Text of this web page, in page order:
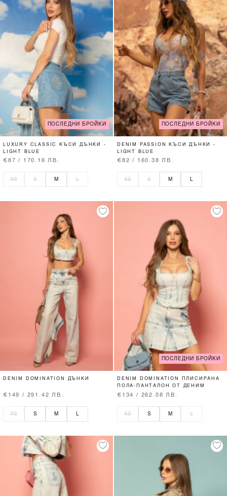
ПОСЛЕДНИ БРОЙКИ
LUXURY CLASSIC КЪСИ ДЪНКИ -
LIGHT BLUE
€87 / 170.16 ЛВ.
XS S M L
ПОСЛЕДНИ БРОЙКИ
DENIM PASSION КЪСИ ДЪНКИ -
LIGHT BLUE
€82 / 160.38 ЛВ.
XS S M L
DENIM DOMINATION ДЪНКИ
€149 / 291.42 ЛВ.
XS S M
ПОСЛЕДНИ БРОЙКИ
DENIM DOMINATION ПЛИСИРАНА
ПОЛА-ПАНТАЛОН ОТ ДЕНИМ
€134 / 262.08 ЛВ.
XS S M L